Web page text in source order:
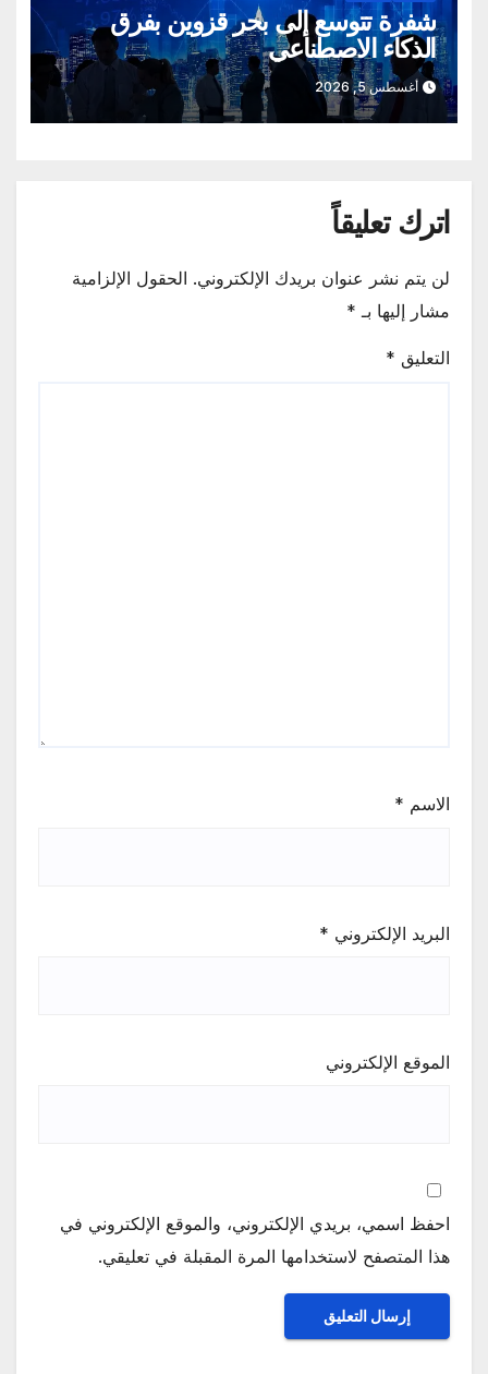
شفرة تتوسع إلى بحر قزوين بفرق
الذكاء الاصطناعي
أغسطس 5, 2026
اترك تعليقاً
لن يتم نشر عنوان بريدك الإلكتروني. الحقول الإلزامية
مشار إليها بـ *
التعليق *
الاسم *
البريد الإلكتروني *
الموقع الإلكتروني
احفظ اسمي، بريدي الإلكتروني، والموقع الإلكتروني في
هذا المتصفح لاستخدامها المرة المقبلة في تعليقي.